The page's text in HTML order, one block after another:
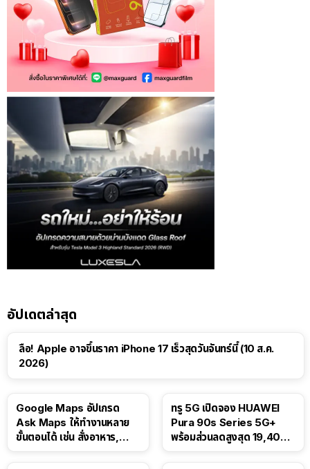
อัปเดตล่าสุด
ลือ! Apple อาจขึ้นราคา iPhone 17 เร็วสุดวันจันทร์นี้ (10 ส.ค.
2026)
Google Maps อัปเกรด
Ask Maps ให้ทำงานหลาย
ขั้นตอนได้ เช่น สั่งอาหาร,
ทรู 5G เปิดจอง HUAWEI
Pura 90s Series 5G+
พร้อมส่วนลดสูงสุด 19,400